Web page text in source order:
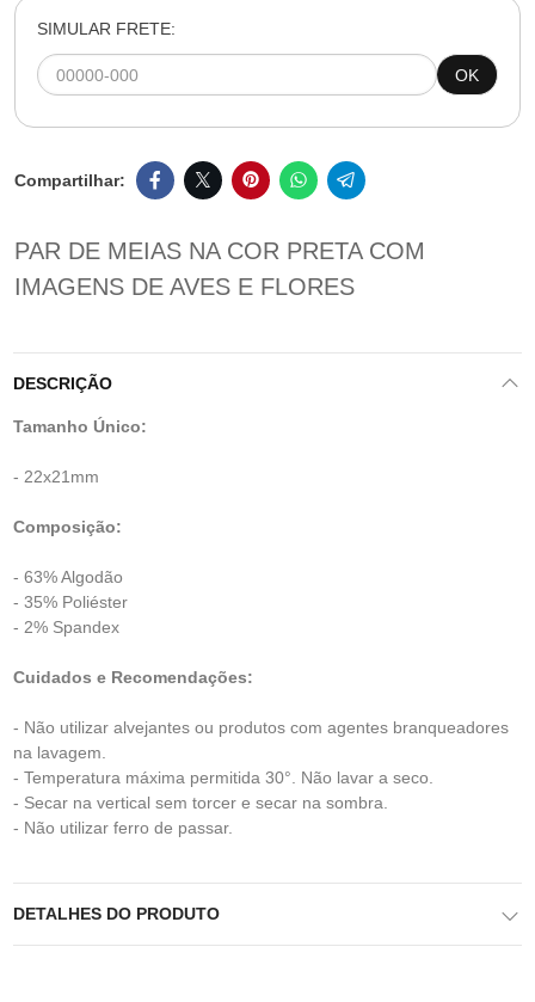
SIMULAR FRETE:
OK
PAR DE MEIAS NA COR PRETA COM
IMAGENS DE AVES E FLORES
DESCRIÇÃO
Tamanho Único:
- 22x21mm
Composição:
- 63% Algodão
- 35% Poliéster
- 2% Spandex
Cuidados e Recomendações:
- Não utilizar alvejantes ou produtos com agentes branqueadores
na lavagem.
- Temperatura máxima permitida 30°. Não lavar a seco.
- Secar na vertical sem torcer e secar na sombra.
- Não utilizar ferro de passar.
DETALHES DO PRODUTO